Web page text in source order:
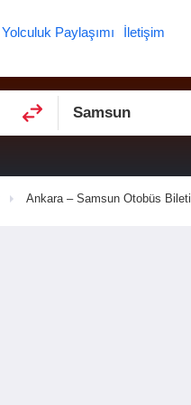
Yolculuk Paylaşımı İletişim
Ankara – Samsun Otobüs Bileti